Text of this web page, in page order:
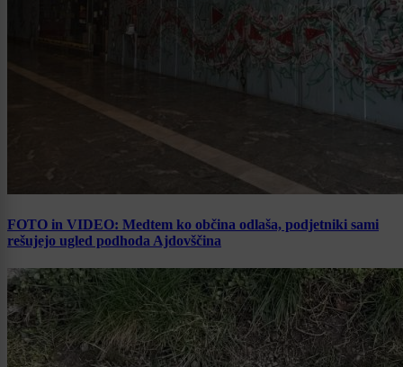
FOTO in VIDEO: Medtem ko občina odlaša, podjetniki sami
rešujejo ugled podhoda Ajdovščina